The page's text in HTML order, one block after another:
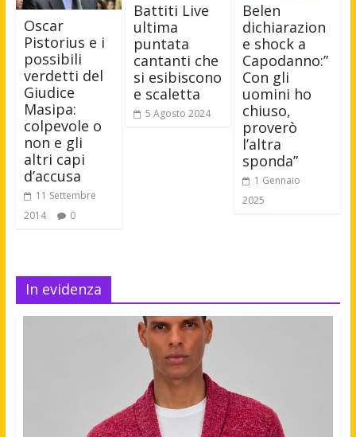
Oscar
Pistorius e i
possibili
verdetti del
Giudice
Masipa:
colpevole o
non e gli
altri capi
d’accusa
11 Settembre
2014
0
Battiti Live
ultima
puntata
cantanti che
si esibiscono
e scaletta
5 Agosto 2024
Belen
dichiarazion
e shock a
Capodanno:”
Con gli
uomini ho
chiuso,
proverò
l’altra
sponda”
1 Gennaio
2025
In evidenza